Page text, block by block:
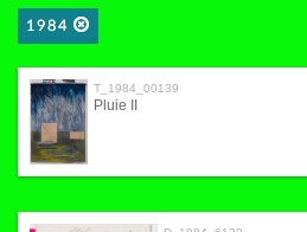
1984
T_1984_00139
Pluie II